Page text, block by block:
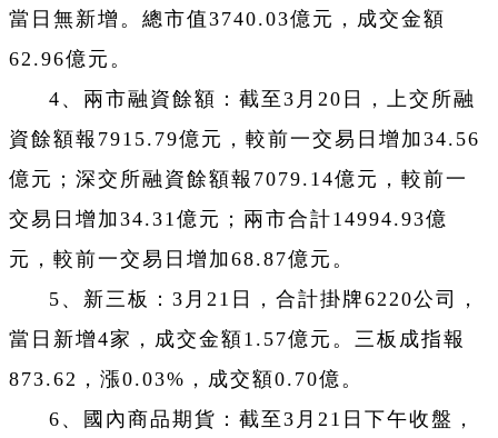
當日無新增。總市值3740.03億元，成交金額
62.96億元。
4、兩市融資餘額：截至3月20日，上交所融
資餘額報7915.79億元，較前一交易日增加34.56
億元；深交所融資餘額報7079.14億元，較前一
交易日增加34.31億元；兩市合計14994.93億
元，較前一交易日增加68.87億元。
5、新三板：3月21日，合計掛牌6220公司，
當日新增4家，成交金額1.57億元。三板成指報
873.62，漲0.03%，成交額0.70億。
6、國內商品期貨：截至3月21日下午收盤，